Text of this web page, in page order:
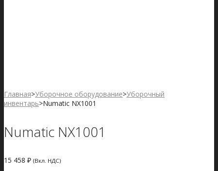
Главная>Уборочное оборудование>Уборочный
инвентарь>Numatic NX1001
Numatic NX1001
15 458 ₽ (Вкл. НДС)